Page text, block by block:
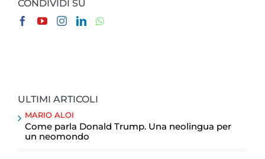
CONDIVIDI SU
ULTIMI ARTICOLI
MARIO ALOI
Come parla Donald Trump. Una neolingua per
un neomondo